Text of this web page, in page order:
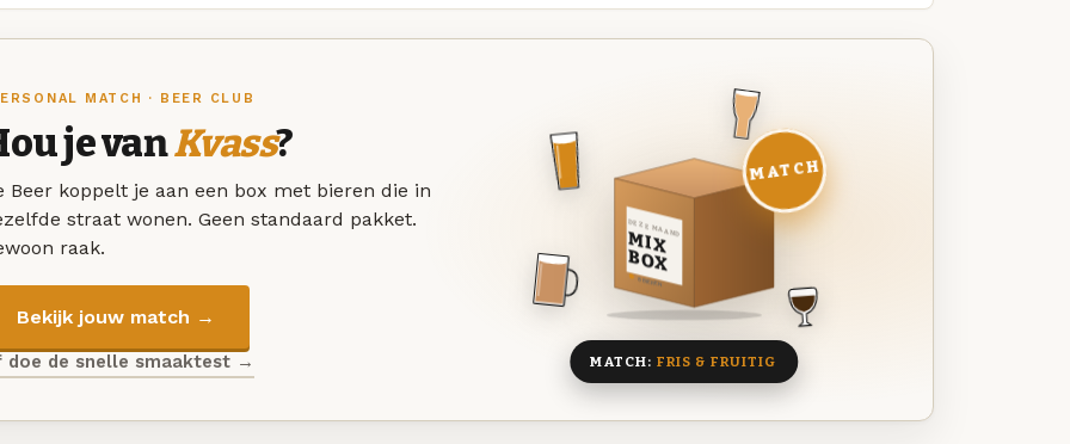
MATCH · BEER CLUB
je vanKvass?
Beer koppelt je aan een box met bieren die in
straat wonen. Geen standaard pakket.
raak.
Bekijk jouw match →
doe de snelle smaaktest →
DEZE MAAND
MIX
BOX
8 BIEREN
MATCH
MATCH: FRIS & FRUITIG